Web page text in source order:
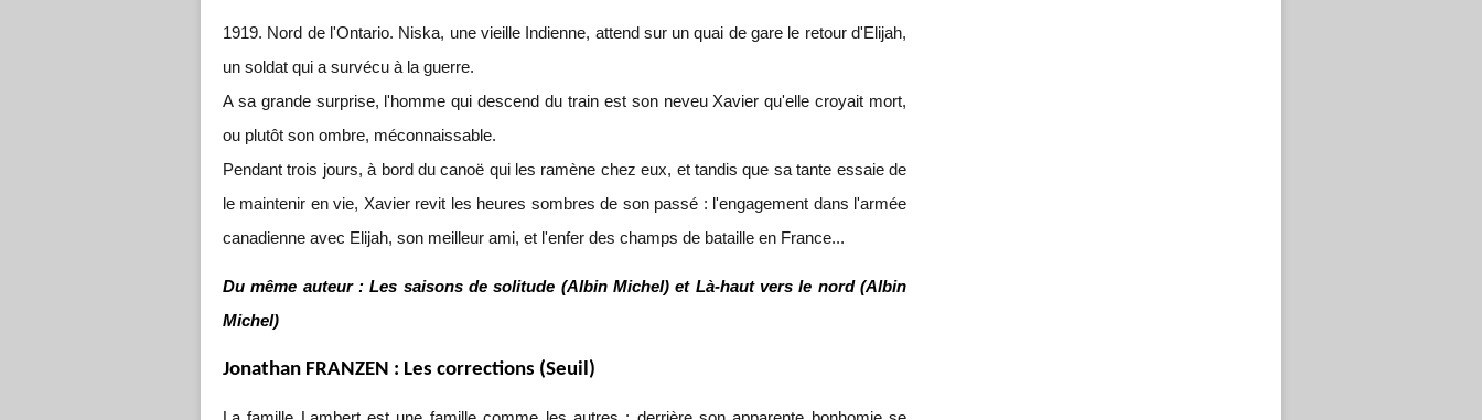
1919. Nord de l'Ontario. Niska, une vieille Indienne, attend sur un quai de gare le retour d'Elijah,
un soldat qui a survécu à la guerre.
A sa grande surprise, l'homme qui descend du train est son neveu Xavier qu'elle croyait mort,
ou plutôt son ombre, méconnaissable.
Pendant trois jours, à bord du canoë qui les ramène chez eux, et tandis que sa tante essaie de
le maintenir en vie, Xavier revit les heures sombres de son passé : l'engagement dans l'armée
canadienne avec Elijah, son meilleur ami, et l'enfer des champs de bataille en France...
Du même auteur : Les saisons de solitude (Albin Michel) et Là-haut vers le nord (Albin
Michel)
Jonathan FRANZEN : Les corrections (Seuil)